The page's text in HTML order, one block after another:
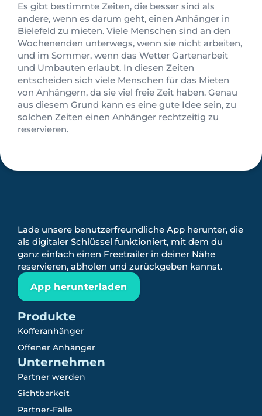
Es gibt bestimmte Zeiten, die besser sind als
andere, wenn es darum geht, einen Anhänger in
Bielefeld zu mieten. Viele Menschen sind an den
Wochenenden unterwegs, wenn sie nicht arbeiten,
und im Sommer, wenn das Wetter Gartenarbeit
und Umbauten erlaubt. In diesen Zeiten
entscheiden sich viele Menschen für das Mieten
von Anhängern, da sie viel freie Zeit haben. Genau
aus diesem Grund kann es eine gute Idee sein, zu
solchen Zeiten einen Anhänger rechtzeitig zu
reservieren.
Lade unsere benutzerfreundliche App herunter, die
als digitaler Schlüssel funktioniert, mit dem du
ganz einfach einen Freetrailer in deiner Nähe
reservieren, abholen und zurückgeben kannst.
App herunterladen
Produkte
Kofferanhänger
Offener Anhänger
Unternehmen
Partner werden
Sichtbarkeit
Partner-Fälle